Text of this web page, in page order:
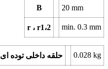
B 20 mm
r ، r1،2 min. 0.3 mm
حلقه داخلی توده ای 0.028 kg